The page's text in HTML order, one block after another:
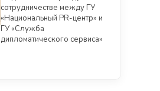
сотрудничестве между ГУ
«Национальный PR-центр» и
ГУ «Служба
дипломатического сервиса»